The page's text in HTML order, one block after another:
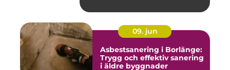
09. jun
Asbestsanering i Borlänge:
Trygg och effektiv sanering
i äldre byggnader